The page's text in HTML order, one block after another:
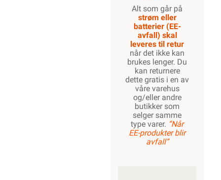
Alt som går på
strøm eller
batterier (EE-
avfall) skal
leveres til retur
når det ikke kan
brukes lenger. Du
kan returnere
dette gratis i en av
våre varehus
og/eller andre
butikker som
selger samme
type varer. “Når
EE-produkter blir
avfall”